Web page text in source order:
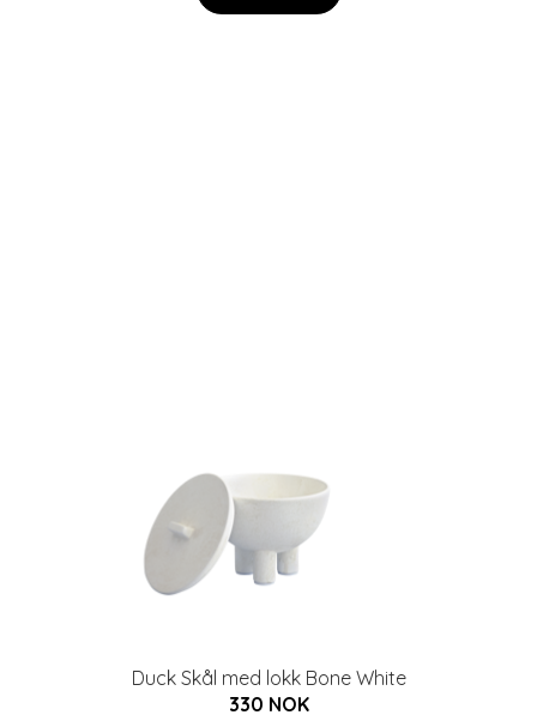
Duck Skål med lokk Bone White
330 NOK